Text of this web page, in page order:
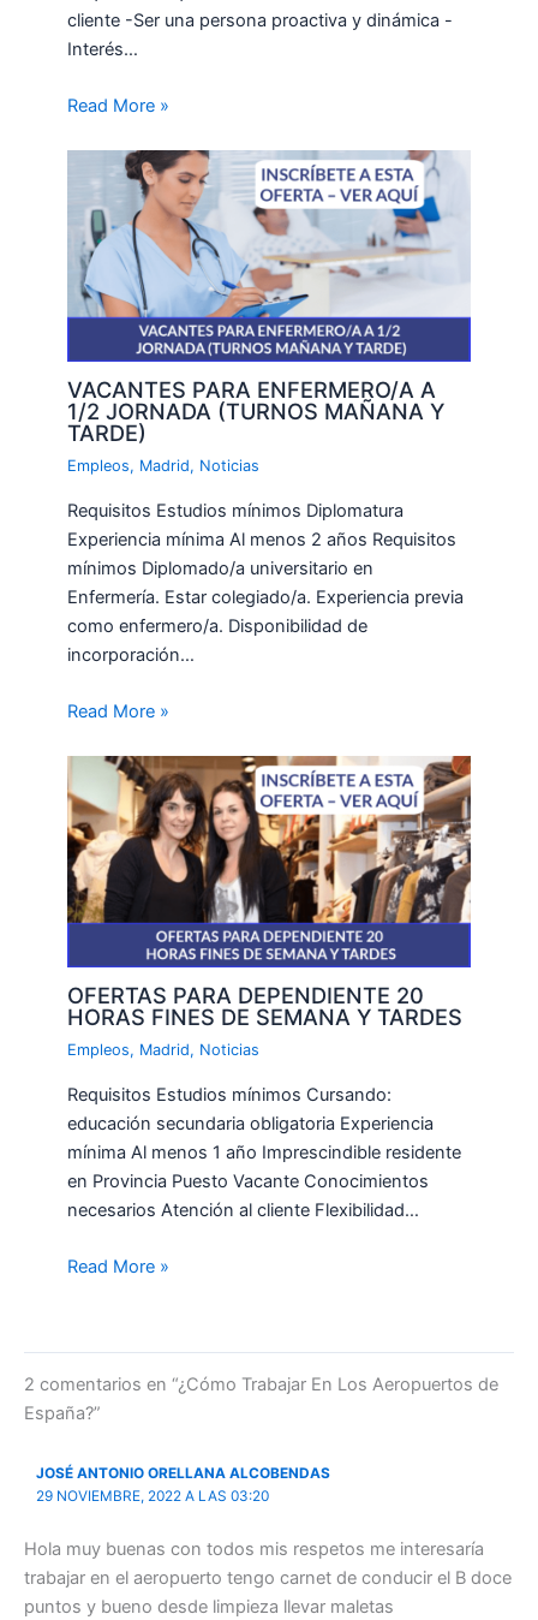
cliente -Ser una persona proactiva y dinámica -
Interés…
Read More »
VACANTES PARA ENFERMERO/A A
1/2 JORNADA (TURNOS MAÑANA Y
TARDE)
Empleos, Madrid, Noticias
Requisitos Estudios mínimos Diplomatura
Experiencia mínima Al menos 2 años Requisitos
mínimos Diplomado/a universitario en
Enfermería. Estar colegiado/a. Experiencia previa
como enfermero/a. Disponibilidad de
incorporación…
Read More »
OFERTAS PARA DEPENDIENTE 20
HORAS FINES DE SEMANA Y TARDES
Empleos, Madrid, Noticias
Requisitos Estudios mínimos Cursando:
educación secundaria obligatoria Experiencia
mínima Al menos 1 año Imprescindible residente
en Provincia Puesto Vacante Conocimientos
necesarios Atención al cliente Flexibilidad…
Read More »
2 comentarios en “¿Cómo Trabajar En Los Aeropuertos de
España?”
JOSÉ ANTONIO ORELLANA ALCOBENDAS
29 NOVIEMBRE, 2022 A LAS 03:20
Hola muy buenas con todos mis respetos me interesaría
trabajar en el aeropuerto tengo carnet de conducir el B doce
puntos y bueno desde limpieza llevar maletas